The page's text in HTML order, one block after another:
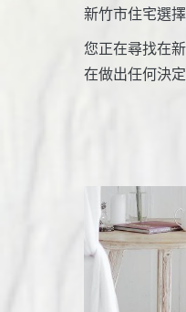
新竹市住宅選
您正在尋找在
在做出任何決定